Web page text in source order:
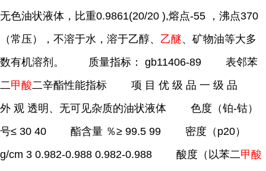
无色油状液体，比重0.9861(20/20 ),熔点-55 ，沸点370
（常压），不溶于水，溶于乙醇、 乙醚、矿物油等大多
数有机溶剂。 质量指标： gb11406-89 表邻苯
二甲酸二辛酯性能指标 项 目 优 级 品 一 级 品
外 观 透明、无可见杂质的油状液体 色度（铂-钴）
号≤ 30 40 酯含量 ％≥ 99.5 99 密度（p20）
g/cm 3 0.982-0.988 0.982-0.988 酸度（以苯二甲酸